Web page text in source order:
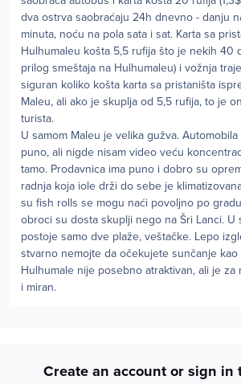
dva ostrva saobraćaju 24h dnevno - danju
minuta, noću na pola sata i sat. Karta sa
Hulhumaleu košta 5,5 rufija što je nekih 40
prilog smeštaja na Hulhumaleu) i vožnja
siguran koliko košta karta sa pristaništa
Maleu, ali ako je skuplja od 5,5 rufija, to je
turista.
U samom Maleu je velika gužva.
puno, ali nigde nisam video veću
tamo. Prodavnica ima puno i dobro su
radnja koja iole drži do sebe je
su fish rolls se mogu naći povoljno po
obroci su dosta skuplji nego na Šri Lanci. U
postoje samo dve plaže, veštačke. Lepo
stvarno nemojte da očekujete sunčanje
Hulhumale nije posebno atraktivan, ali je za
i miran.
Create an account or sign in